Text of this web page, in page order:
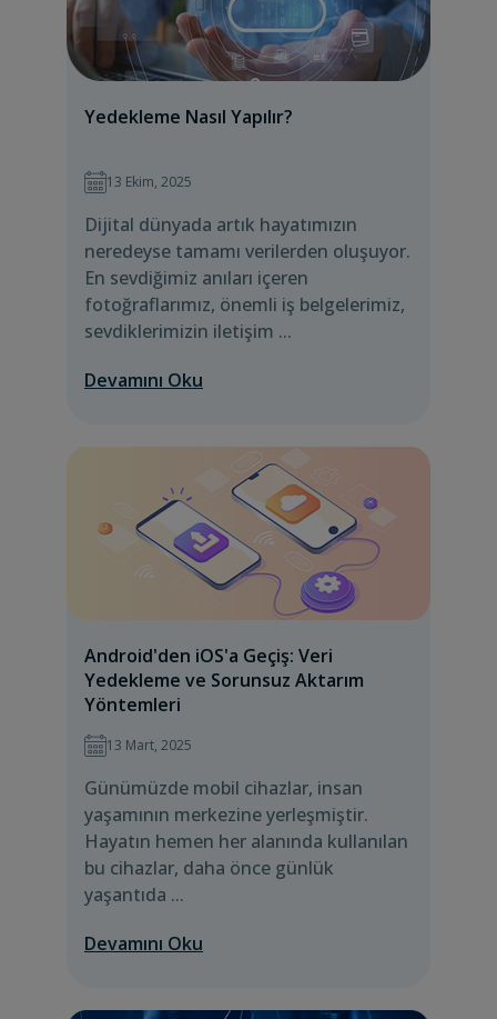
Yedekleme Nasıl Yapılır?
13 Ekim, 2025
Dijital dünyada artık hayatımızın
neredeyse tamamı verilerden oluşuyor.
En sevdiğimiz anıları içeren
fotoğraflarımız, önemli iş belgelerimiz,
sevdiklerimizin iletişim ...
Devamını Oku
Android'den iOS'a Geçiş: Veri
Yedekleme ve Sorunsuz Aktarım
Yöntemleri
13 Mart, 2025
Günümüzde mobil cihazlar, insan
yaşamının merkezine yerleşmiştir.
Hayatın hemen her alanında kullanılan
bu cihazlar, daha önce günlük
yaşantıda ...
Devamını Oku